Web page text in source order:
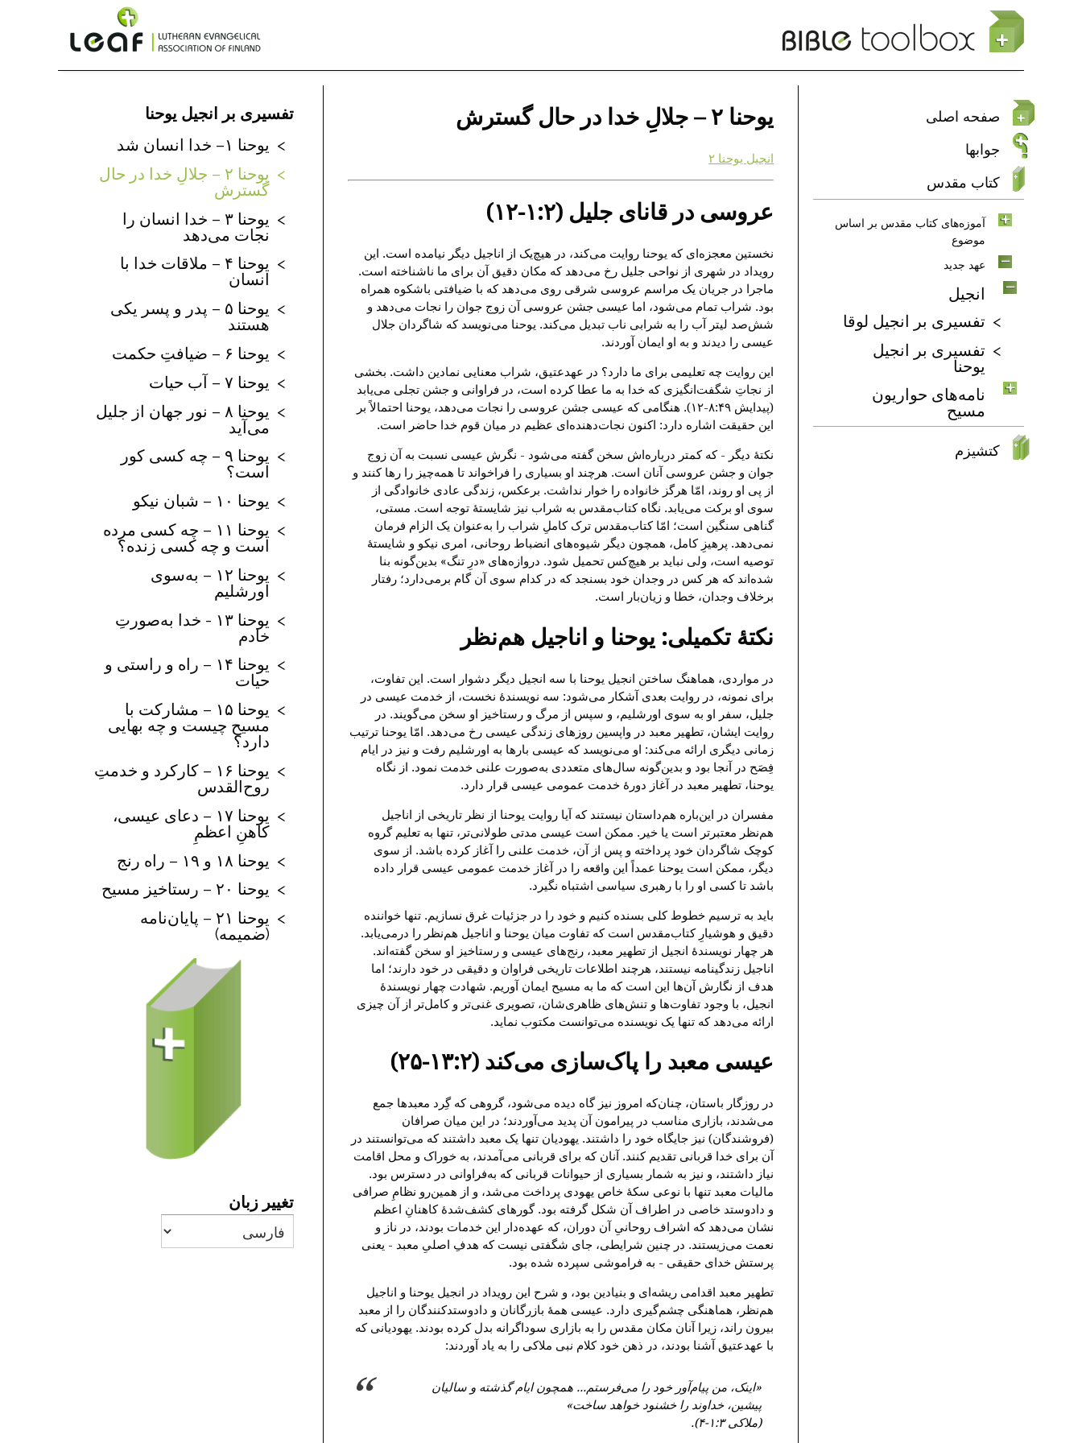
رفتن به محتوای اصلی
یوحنا ۲ – جلالِ خدا در حال گسترش
انجیل یوحنا ۲
عروسی در قانای جلیل (۱:۲-۱۲)
نخستین معجزه‌ای که یوحنا روایت می‌کند، در هیچ‌یک از اناجیل دیگر نیامده است. این
رویداد در شهری از نواحی جلیل رخ می‌دهد که مکان دقیق آن برای ما ناشناخته است.
ماجرا در جریان یک مراسم عروسی شرقی روی می‌دهد که با ضیافتی باشکوه همراه
بود. شراب تمام می‌شود، اما عیسی جشن عروسی آن زوج جوان را نجات می‌دهد و
شش‌صد لیتر آب را به شرابی ناب تبدیل می‌کند. یوحنا می‌نویسد که شاگردان جلال
عیسی را دیدند و به او ایمان آوردند.
این روایت چه تعلیمی برای ما دارد؟ در عهدعتیق، شراب معنایی نمادین داشت. بخشی
از نجاتِ شگفت‌انگیزی که خدا به ما عطا کرده است، در فراوانی و جشن تجلی می‌یابد
(پیدایش ۸:۴۹-۱۲). هنگامی که عیسی جشن عروسی را نجات می‌دهد، یوحنا احتمالاً بر
این حقیقت اشاره دارد: اکنون نجات‌دهنده‌ای عظیم در میان قوم خدا حاضر است.
نکتهٔ دیگر - که کمتر درباره‌اش سخن گفته می‌شود - نگرش عیسی نسبت به آن زوج
جوان و جشن عروسی آنان است. هرچند او بسیاری را فراخواند تا همه‌چیز را رها کنند و
از پی او روند، امّا هرگز خانواده را خوار نداشت. برعکس، زندگی عادی خانوادگی از
سوی او برکت می‌یابد. نگاه کتاب‌مقدس به شراب نیز شایستهٔ توجه است. مستی،
گناهی سنگین است؛ امّا کتاب‌مقدس ترک کاملِ شراب را به‌عنوان یک الزام فرمان
نمی‌دهد. پرهیزِ کامل، همچون دیگر شیوه‌های انضباط روحانی، امری نیکو و شایستهٔ
توصیه است، ولی نباید بر هیچ‌کس تحمیل شود. دروازه‌های «درِ تنگ» بدین‌گونه بنا
شده‌اند که هر کس در وجدان خود بسنجد که در کدام سوی آن گام برمی‌دارد؛ رفتار
برخلاف وجدان، خطا و زیان‌بار است.
نکتهٔ تکمیلی: یوحنا و اناجیل هم‌نظر
در مواردی، هماهنگ ساختن انجیل یوحنا با سه انجیل دیگر دشوار است. این تفاوت،
برای نمونه، در روایت بعدی آشکار می‌شود: سه نویسندهٔ نخست، از خدمت عیسی در
جلیل، سفر او به سوی اورشلیم، و سپس از مرگ و رستاخیز او سخن می‌گویند. در
روایت ایشان، تطهیر معبد در واپسین روزهای زندگی عیسی رخ می‌دهد. امّا یوحنا ترتیب
زمانی دیگری ارائه می‌کند: او می‌نویسد که عیسی بارها به اورشلیم رفت و نیز در ایام
فِصَح در آنجا بود و بدین‌گونه سال‌های متعددی به‌صورت علنی خدمت نمود. از نگاه
یوحنا، تطهیر معبد در آغاز دورهٔ خدمت عمومی عیسی قرار دارد.
مفسران در این‌باره هم‌داستان نیستند که آیا روایت یوحنا از نظر تاریخی از اناجیل
هم‌نظر معتبرتر است یا خیر. ممکن است عیسی مدتی طولانی‌تر، تنها به تعلیم گروه
کوچک شاگردان خود پرداخته و پس از آن، خدمت علنی را آغاز کرده باشد. از سوی
دیگر، ممکن است یوحنا عمداً این واقعه را در آغاز خدمت عمومی عیسی قرار داده
باشد تا کسی او را با رهبری سیاسی اشتباه نگیرد.
باید به ترسیم خطوط کلی بسنده کنیم و خود را در جزئیات غرق نسازیم. تنها خواننده‌
دقیق و هوشیارِ کتاب‌مقدس است که تفاوت میان یوحنا و اناجیل هم‌نظر را درمی‌یابد.
هر چهار نویسندهٔ انجیل از تطهیر معبد، رنج‌های عیسی و رستاخیز او سخن گفته‌اند.
اناجیل زندگینامه نیستند، هرچند اطلاعات تاریخی فراوان و دقیقی در خود دارند؛ اما
هدف از نگارش آن‌ها این است که ما به مسیح ایمان آوریم. شهادت چهار نویسندهٔ
انجیل، با وجود تفاوت‌ها و تنش‌های ظاهری‌شان، تصویری غنی‌تر و کامل‌تر از آن چیزی
ارائه می‌دهد که تنها یک نویسنده می‌توانست مکتوب نماید.
عیسی معبد را پاک‌سازی می‌کند (۱۳:۲-۲۵)
در روزگار باستان، چنان‌که امروز نیز گاه دیده می‌شود، گروهی که گِرد معبدها جمع
می‌شدند، بازاری مناسب در پیرامون آن پدید می‌آوردند؛ در این میان صرافان
(فروشندگان) نیز جایگاه خود را داشتند. یهودیان تنها یک معبد داشتند که می‌توانستند در
آن برای خدا قربانی تقدیم کنند. آنان که برای قربانی می‌آمدند، به خوراک و محل اقامت
نیاز داشتند، و نیز به شمار بسیاری از حیوانات قربانی که به‌فراوانی در دسترس بود.
مالیات معبد تنها با نوعی سکهٔ خاص یهودی پرداخت می‌شد، و از همین‌رو نظامِ صرافی
و دادوستد خاصی در اطراف آن شکل گرفته بود. گورهای کشف‌شدهٔ کاهنانِ اعظم
نشان می‌دهد که اشراف روحانیِ آن دوران، که عهده‌دار این خدمات بودند، در ناز و
نعمت می‌زیستند. در چنین شرایطی، جای شگفتی نیست که هدفِ اصلیِ معبد - یعنی
پرستش خدای حقیقی - به فراموشی سپرده شده بود.
تطهیر معبد اقدامی ریشه‌ای و بنیادین بود، و شرح این رویداد در انجیل یوحنا و اناجیل
هم‌نظر، هماهنگی چشم‌گیری دارد. عیسی همهٔ بازرگانان و دادوستدکنندگان را از معبد
بیرون راند، زیرا آنان مکان مقدس را به بازاری سوداگرانه بدل کرده بودند. یهودیانی که
با عهدعتیق آشنا بودند، در ذهن خود کلام نبی ملاکی را به یاد آوردند:
«اینک، من پیام‌آور خود را می‌فرستم... همچون ایام گذشته و سالیان
پیشین، خداوند را خشنود خواهد ساخت»
(ملاکی ۱:۳-۴).
تفسیری بر انجیل یوحنا
یوحنا ۱– خدا انسان شد
یوحنا ۲ – جلالِ خدا در حال
گسترش
یوحنا ۳ – خدا انسان را
نجات می‌دهد
یوحنا ۴ – ملاقات خدا با
انسان
یوحنا ۵ – پدر و پسر یکی
هستند
یوحنا ۶ – ضیافتِ حکمت
یوحنا ۷ – آب حیات
یوحنا ۸ – نور جهان از جلیل
می‌آید
یوحنا ۹ – چه کسی کور
است؟
یوحنا ۱۰ – شبان نیکو
یوحنا ۱۱ – چه کسی مرده
است و چه کسی زنده؟
یوحنا ۱۲ – به‌سوی
اورشلیم
یوحنا ۱۳ - خدا به‌صورتِ
خادم
یوحنا ۱۴ – راه و راستی و
حیات
یوحنا ۱۵ – مشارکت با
مسیح چیست و چه بهایی
دارد؟
یوحنا ۱۶ – کارکرد و خدمتِ
روح‌القدس
یوحنا ۱۷ – دعای عیسی،
کاهنِ اعظمِ
یوحنا ۱۸ و ۱۹ – راه رنج
یوحنا ۲۰ – رستاخیز مسیح
یوحنا ۲۱ – پایان‌نامه
(ضمیمه)
تغییر زبان
صفحه اصلی
جوابها
کتاب مقدس
آموزه‌های کتاب مقدس بر اساس
موضوع
عهد جدید
انجیل
تفسیری بر انجیل لوقا
تفسیری بر انجیل
یوحنا
نامه‌های حواریون
مسیح
کتشیزم